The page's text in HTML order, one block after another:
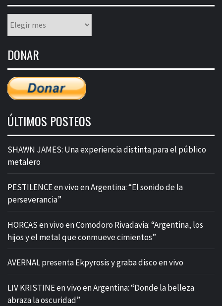
mensual
entradas
DONAR
ÚLTIMOS POSTEOS
SHAWN JAMES: Una experiencia distinta para el público
metalero
PESTILENCE en vivo en Argentina: “El sonido de la
perseverancia”
HORCAS en vivo en Comodoro Rivadavia: “Argentina, los
hijos y el metal que conmueve cimientos”
AVERNAL presenta Ekpyrosis y graba disco en vivo
LIV KRISTINE en vivo en Argentina: “Donde la belleza
abraza la oscuridad”